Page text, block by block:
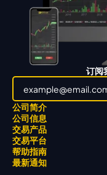
订阅
公司简介
关于
关于 KCM Group
三大优势
奖项和成就
公司信息
经营理念
公开信息与风险披露
公司新闻
视频库
交易产品
Forex
贵金属
能源
交易平台
MetaTrader 4
MetaTrader 5
帮助指南
最新通知